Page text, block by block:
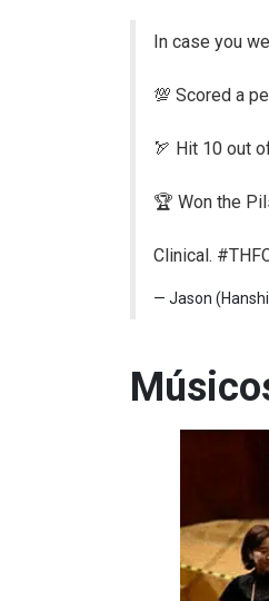
In case you
💯 Scored a
🏹 Hit 10 out
🏆 Won the
Clinical.
— Jason